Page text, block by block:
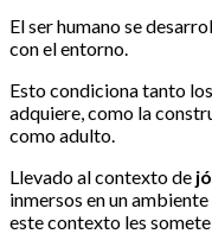
El ser humano se
con el entorno.
Esto condiciona tanto los
adquiere, como la
como adulto.
Llevado al contexto de
inmersos en un
este contexto les